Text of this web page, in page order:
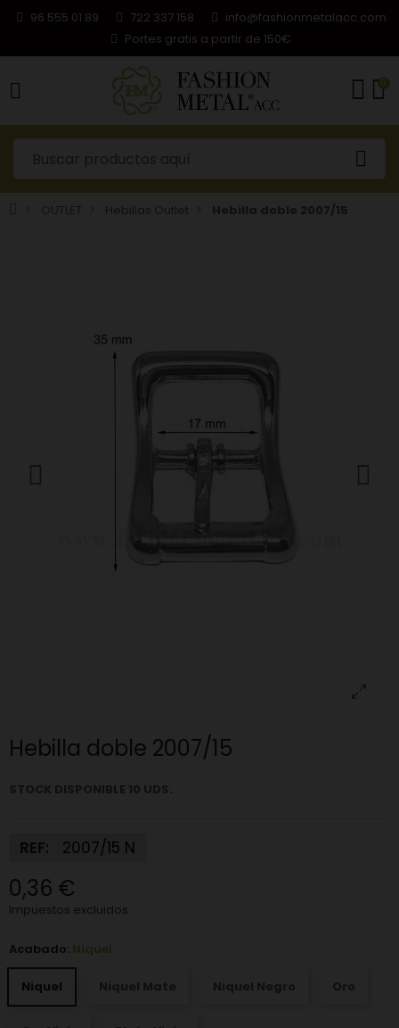
96 555 01 89 722 337 158
info@fashionmetalacc.com
Portes gratis a partir de 150€
0
Hebilla doble 2007/15
REF: 2007/15 N
0,36 €
Impuestos excluidos
Acabado: Niquel
Niquel